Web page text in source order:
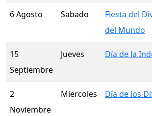
6 Agosto Sabado
Fiesta del
del Mundo
15
Septiembre
Jueves Día de la
2
Noviembre
Miercoles Día de los